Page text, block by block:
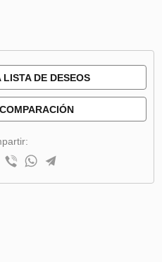
DE DESEOS